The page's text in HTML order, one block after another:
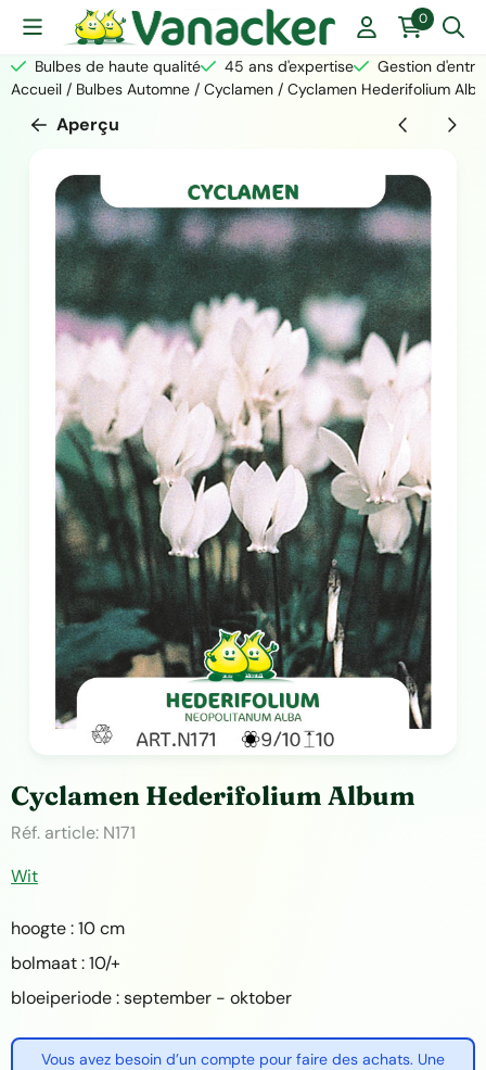
Les préférences de cookies sont actuellement fermées.
0
Bulbes de haute qualité 45 ans d'expertise
Gestion
Accueil / Bulbes Automne / Cyclamen / Cyclamen Hederifolium
Aperçu
Cyclamen Hederifolium Album
Réf. article: N171
Wit
hoogte : 10 cm
bolmaat : 10/+
bloeiperiode : september - oktober
Vous avez besoin d’un compte pour faire des achats. Une